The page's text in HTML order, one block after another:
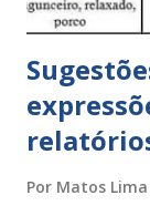
Por Matos Lima